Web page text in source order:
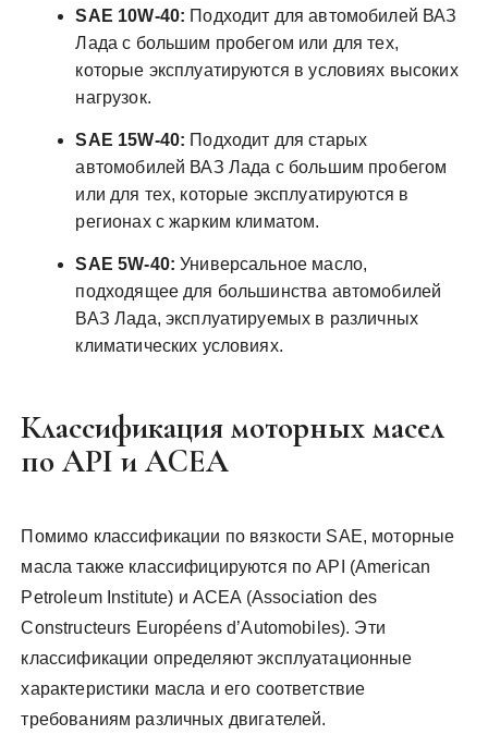
SAE 10W-40: Подходит для автомобилей ВАЗ
Лада с большим пробегом или для тех,
которые эксплуатируются в условиях высоких
нагрузок.
SAE 15W-40: Подходит для старых
автомобилей ВАЗ Лада с большим пробегом
или для тех, которые эксплуатируются в
регионах с жарким климатом.
SAE 5W-40: Универсальное масло,
подходящее для большинства автомобилей
ВАЗ Лада, эксплуатируемых в различных
климатических условиях.
Классификация моторных масел
по API и ACEA
Помимо классификации по вязкости SAE, моторные
масла также классифицируются по API (American
Petroleum Institute) и ACEA (Association des
Constructeurs Européens d’Automobiles). Эти
классификации определяют эксплуатационные
характеристики масла и его соответствие
требованиям различных двигателей.